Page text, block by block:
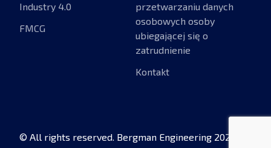
Industry 4.0
FMCG
przetwarzaniu danych
osobowych osoby
ubiegającej się o
zatrudnienie
Kontakt
© All rights reserved. Bergman Engineering 2026